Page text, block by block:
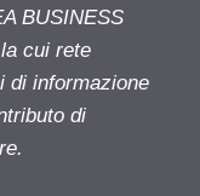
BUSINESS
cui rete
di informazione
di